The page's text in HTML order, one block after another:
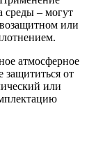
среды – могут
или
атмосферное
защититься от
или